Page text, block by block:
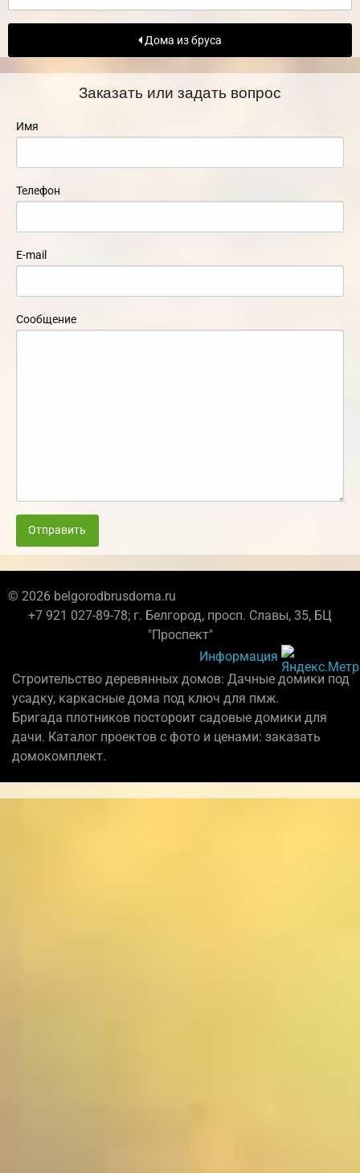
Дома из бруса
Заказать или задать вопрос
Имя
Телефон
E-mail
Сообщение
Отправить
© 2026 belgorodbrusdoma.ru
+7 921 027-89-78; г. Белгород, просп. Славы, 35, БЦ
"Проспект"
Информация
Строительство деревянных домов: Дачные домики под
усадку, каркасные дома под ключ для пмж.
Бригада плотников постороит садовые домики для
дачи. Каталог проектов с фото и ценами: заказать
домокомплект.